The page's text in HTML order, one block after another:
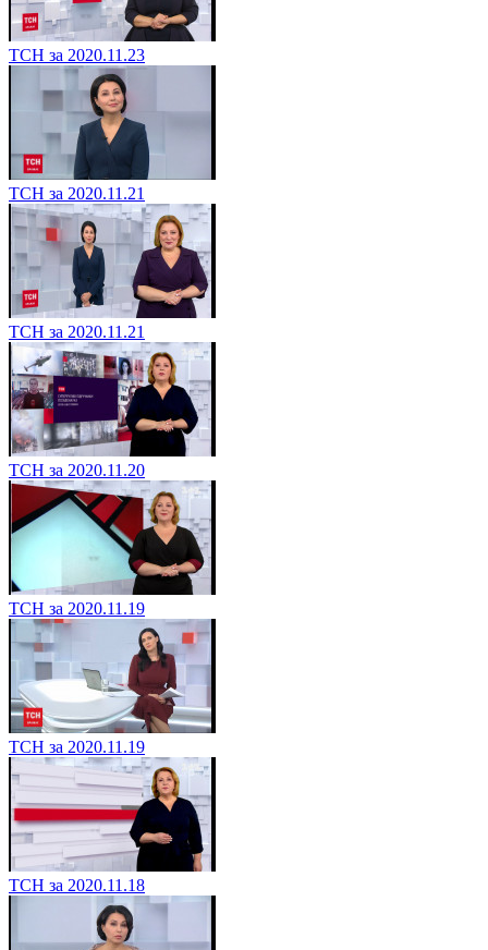
ТСН за 2020.11.23
ТСН за 2020.11.21
ТСН за 2020.11.21
ТСН за 2020.11.20
ТСН за 2020.11.19
ТСН за 2020.11.19
ТСН за 2020.11.18